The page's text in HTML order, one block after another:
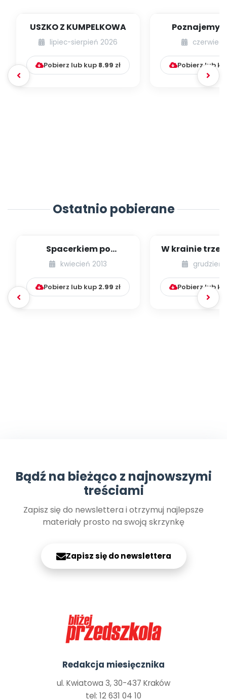
USZKO Z KUMPELKOWA
lipiec-sierpień 2026
Pobierz lub kup 8.99 zł
Poznajemy
czerwiec
Pobierz lub
Ostatnio pobierane
Spacerkiem po
Krakowie (inscenizacja
muzyczno-ruchowa)
kwiecień 2013
Pobierz lub kup 2.99 zł
W krainie
grudzień
Pobierz lub
Bądź na bieżąco z najnowszymi
treściami
Zapisz się do newslettera i otrzymuj najlepsze
materiały prosto na swoją skrzynkę
Zapisz się do newslettera
Redakcja miesięcznika
ul. Kwiatowa 3, 30-437 Kraków
tel: 12 631 04 10